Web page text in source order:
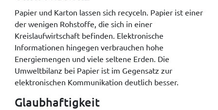
Papier und Karton lassen sich recyceln. Papier ist einer
der wenigen Rohstoffe, die sich in einer
Kreislaufwirtschaft befinden. Elektronische
Informationen hingegen verbrauchen hohe
Energiemengen und viele seltene Erden. Die
Umweltbilanz bei Papier ist im Gegensatz zur
elektronischen Kommunikation deutlich besser.
Glaubhaftigkeit